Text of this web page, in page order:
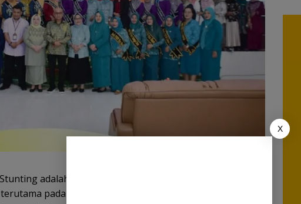
adalah kondisi gagal tumbuh pada anak balita
pada 1000 hari pertama kehidupan (HPK).
X